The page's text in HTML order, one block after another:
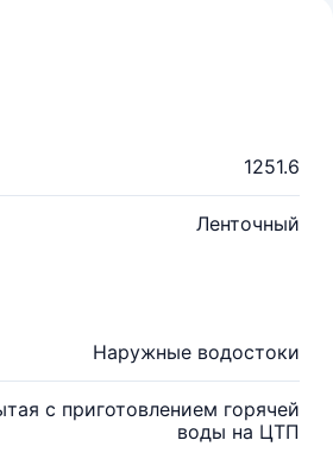
1251.6
Ленточный
Наружные водостоки
с приготовлением горячей
воды на ЦТП